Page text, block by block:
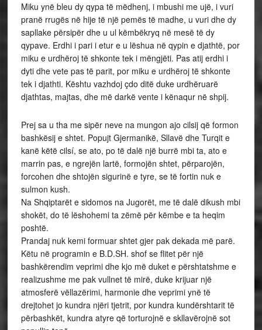
Miku ynë bleu dy qypa të mëdhenj, i mbushi me ujë, i vuri
pranë rrugës në hije të një pemës të madhe, u vuri dhe dy
sapllake përsipër dhe u ul këmbëkryq në mesë të dy
qypave. Erdhi i pari i etur e u lëshua në qypin e djathtë, por
miku e urdhëroj të shkonte tek i mëngjëti. Pas atij erdhi i
dyti dhe vete pas të parit, por miku e urdhëroj të shkonte
tek i djathti. Kështu vazhdoj çdo ditë duke urdhëruarë
djathtas, majtas, dhe më darkë vente i kënaqur në shpij.
Prej sa u tha me sipër neve na mungon ajo cilsij që formon
bashkësij e shtet. Popujt Gjermanikë, Sllavë dhe Turqit e
kanë këtë cilsí, se ato, po të dalë një burrë mbi ta, ato e
marrin pas, e ngrejën lartë, formojën shtet, përparojën,
forcohen dhe shtojën sigurinë e tyre, se të fortin nuk e
sulmon kush.
Na Shqiptarët e sidomos na Jugorët, me të dalë dikush mbi
shokët, do të lëshohemi ta zëmë për këmbe e ta heqim
poshtë.
Prandaj nuk kemi formuar shtet gjer pak dekada më parë.
Këtu në programin e B.D.SH. shof se flitet për një
bashkërendim veprimi dhe kjo më duket e përshtatshme e
realizushme me pak vullnet të mirë, duke krijuar një
atmosferë vëllazërimi, harmonie dhe veprimi ynë të
drejtohet jo kundra njëri tjetrit, por kundra kundërshtarit të
përbashkët, kundra atyre që torturojnë e skllavërojnë sot